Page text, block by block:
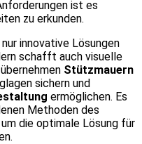
ist es
zu erkunden.
innovative Lösungen
schafft auch visuelle
Stützmauern
sichern und
ermöglichen. Es
Methoden des
die optimale Lösung für